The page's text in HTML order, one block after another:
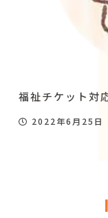
福祉チケット対
2022年6月25日